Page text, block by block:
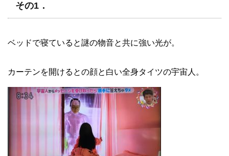
その1．
ベッドで寝ていると謎の物音と共に強い光が。
カーテンを開けるとの顔と白い全身タイツの宇宙人。